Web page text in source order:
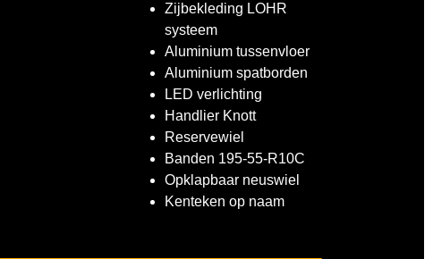
Zijbekleding LOHR
systeem
Aluminium tussenvloer
Aluminium spatborden
LED verlichting
Handlier Knott
Reservewiel
Banden 195-55-R10C
Opklapbaar neuswiel
Kenteken op naam